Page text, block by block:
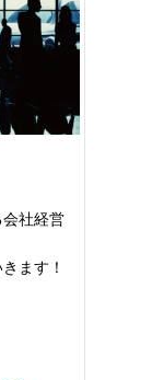
社経営
ます！